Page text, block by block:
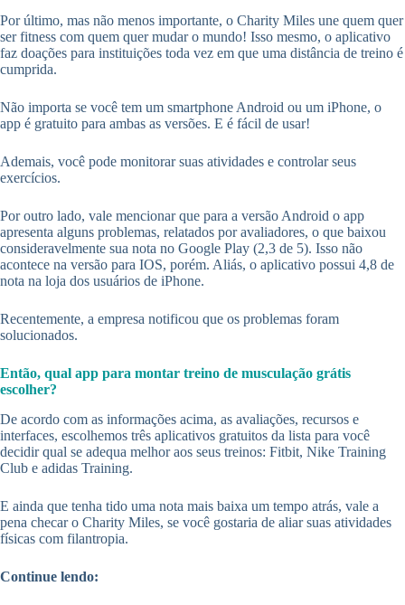
Por último, mas não menos importante, o Charity Miles une quem quer
ser fitness com quem quer mudar o mundo! Isso mesmo, o aplicativo
faz doações para instituições toda vez em que uma distância de treino é
cumprida.
Não importa se você tem um smartphone Android ou um iPhone, o
app é gratuito para ambas as versões. E é fácil de usar!
Ademais, você pode monitorar suas atividades e controlar seus
exercícios.
Por outro lado, vale mencionar que para a versão Android o app
apresenta alguns problemas, relatados por avaliadores, o que baixou
consideravelmente sua nota no Google Play (2,3 de 5). Isso não
acontece na versão para IOS, porém. Aliás, o aplicativo possui 4,8 de
nota na loja dos usuários de iPhone.
Recentemente, a empresa notificou que os problemas foram
solucionados.
Então, qual app para montar treino de musculação grátis
escolher?
De acordo com as informações acima, as avaliações, recursos e
interfaces, escolhemos três aplicativos gratuitos da lista para você
decidir qual se adequa melhor aos seus treinos: Fitbit, Nike Training
Club e adidas Training.
E ainda que tenha tido uma nota mais baixa um tempo atrás, vale a
pena checar o Charity Miles, se você gostaria de aliar suas atividades
físicas com filantropia.
Continue lendo: